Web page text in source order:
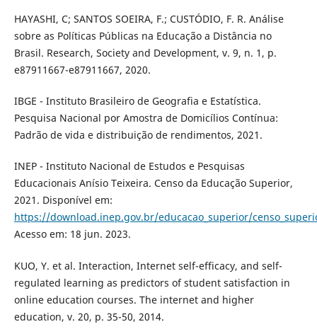
HAYASHI, C; SANTOS SOEIRA, F.; CUSTÓDIO, F. R. Análise
sobre as Políticas Públicas na Educação a Distância no
Brasil. Research, Society and Development, v. 9, n. 1, p.
e87911667-e87911667, 2020.
IBGE - Instituto Brasileiro de Geografia e Estatística.
Pesquisa Nacional por Amostra de Domicílios Contínua:
Padrão de vida e distribuição de rendimentos, 2021.
INEP - Instituto Nacional de Estudos e Pesquisas
Educacionais Anísio Teixeira. Censo da Educação Superior,
2021. Disponível em:
https://download.inep.gov.br/educacao_superior/
Acesso em: 18 jun. 2023.
KUO, Y. et al. Interaction, Internet self-efficacy, and self-
regulated learning as predictors of student satisfaction in
online education courses. The internet and higher
education, v. 20, p. 35-50, 2014.